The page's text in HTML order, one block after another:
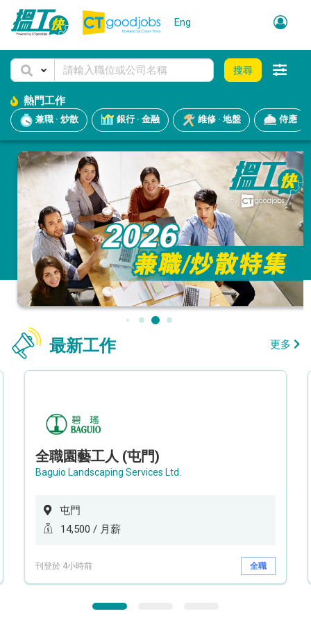
Eng
搜尋
熱門工作
兼職 · 炒散 銀行 · 金融 維修 · 地盤 侍應
最新工作 更多
全職園藝工人 (屯門)
Baguio Landscaping Services Ltd.
屯門
14,500 / 月薪
刊登於 4小時前 全職